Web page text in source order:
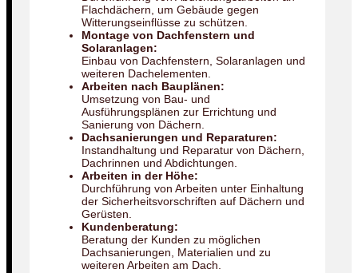
Flachdächern, um Gebäude gegen
Witterungseinflüsse zu schützen.
Montage von Dachfenstern und
Solaranlagen:
Einbau von Dachfenstern, Solaranlagen und
weiteren Dachelementen.
Arbeiten nach Bauplänen:
Umsetzung von Bau- und
Ausführungsplänen zur Errichtung und
Sanierung von Dächern.
Dachsanierungen und Reparaturen:
Instandhaltung und Reparatur von Dächern,
Dachrinnen und Abdichtungen.
Arbeiten in der Höhe:
Durchführung von Arbeiten unter Einhaltung
der Sicherheitsvorschriften auf Dächern und
Gerüsten.
Kundenberatung:
Beratung der Kunden zu möglichen
Dachsanierungen, Materialien und zu
weiteren Arbeiten am Dach.